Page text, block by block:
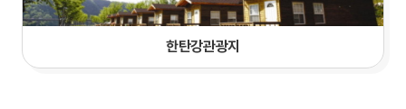
한탄강관광지